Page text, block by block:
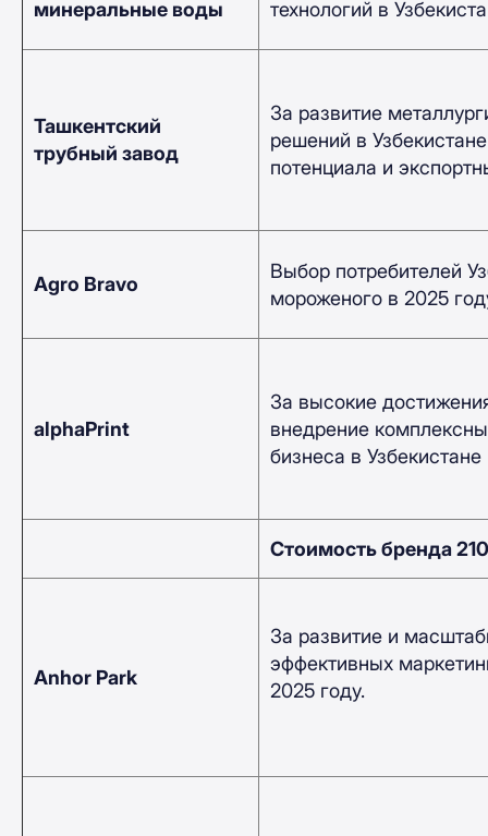
минеральные воды технологий в
Ташкентский
трубный завод
За развитие
решений в
потенциала и
Agro Bravo
Выбор потребителей
мороженого в 2025
alphaPrint
За высокие
внедрение
бизнеса в
Стоимость бренда
Anhor Park
За развитие и
эффективных
2025 году.